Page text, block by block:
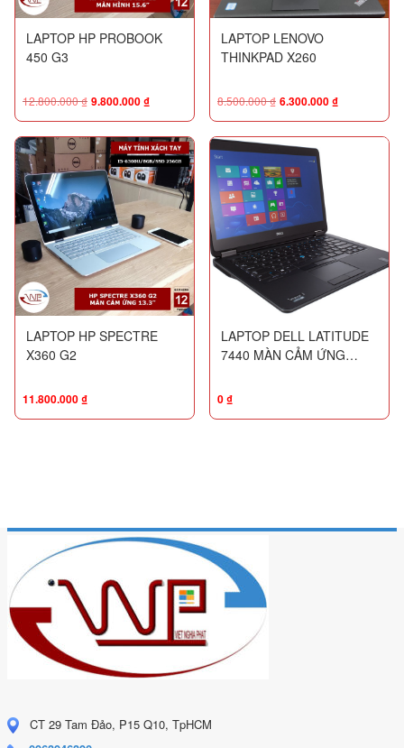
LAPTOP HP PROBOOK
450 G3
12.800.000₫ 9.800.000₫
LAPTOP LENOVO
THINKPAD X260
8.500.000₫ 6.300.000₫
LAPTOP HP SPECTRE
X360 G2
11.800.000₫
LAPTOP DELL LATITUDE
7440 MÀN CẢM ỨNG
0₫
CT 29 Tam Đảo, P15 Q10, TpHCM